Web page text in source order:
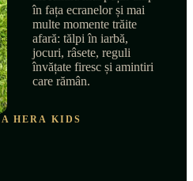
au timp și spațiu pentru joacă,
în fața ecranelor și mai
multe momente trăite
afară: tălpi în iarbă,
jocuri, râsete, reguli
învățate firesc și amintiri
care rămân.
HERA KIDS